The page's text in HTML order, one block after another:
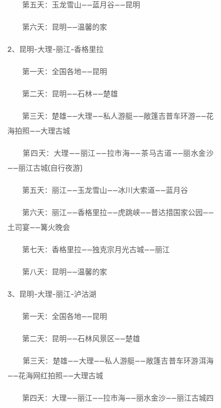
第五天：玉龙雪山——蓝月谷——昆明
第六天：昆明——温馨的家
2、昆明-大理-丽江-香格里拉
第一天：全国各地——昆明
第二天：昆明——石林——楚雄
第三天：楚雄——大理——私人游艇——敞篷吉普车环游——花
海拍照——大理古城
第四天：大理——丽江——拉市海——茶马古道——丽水金沙
——丽江古城(自行夜游)
第五天：丽江——玉龙雪山——冰川大索道——蓝月谷
第六天：丽江——香格里拉——虎跳峡——普达措国家公园——
土司宴——篝火晚会
第七天：香格里拉——独克宗月光古城——丽江
第八天：昆明——温馨的家
3、昆明-大理-丽江-泸沽湖
第一天：全国各地——昆明
第二天：昆明——石林风景区——楚雄
第三天：楚雄——大理——私人游艇——敞篷吉普车环游洱海
——花海网红拍照——大理古城
第四天：大理——丽江——拉市海——丽水金沙——丽江古城四